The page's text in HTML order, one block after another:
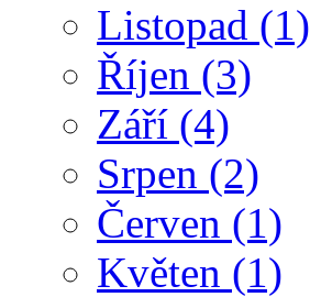
Listopad (1)
Říjen (3)
Září (4)
Srpen (2)
Červen (1)
Květen (1)